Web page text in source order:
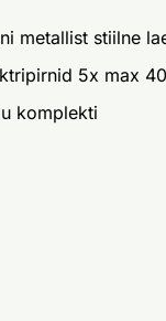
metallist stiilne
5x max
komplekti